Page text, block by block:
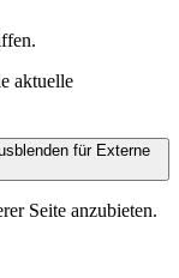
aktuelle
für Externe
Seite anzubieten.